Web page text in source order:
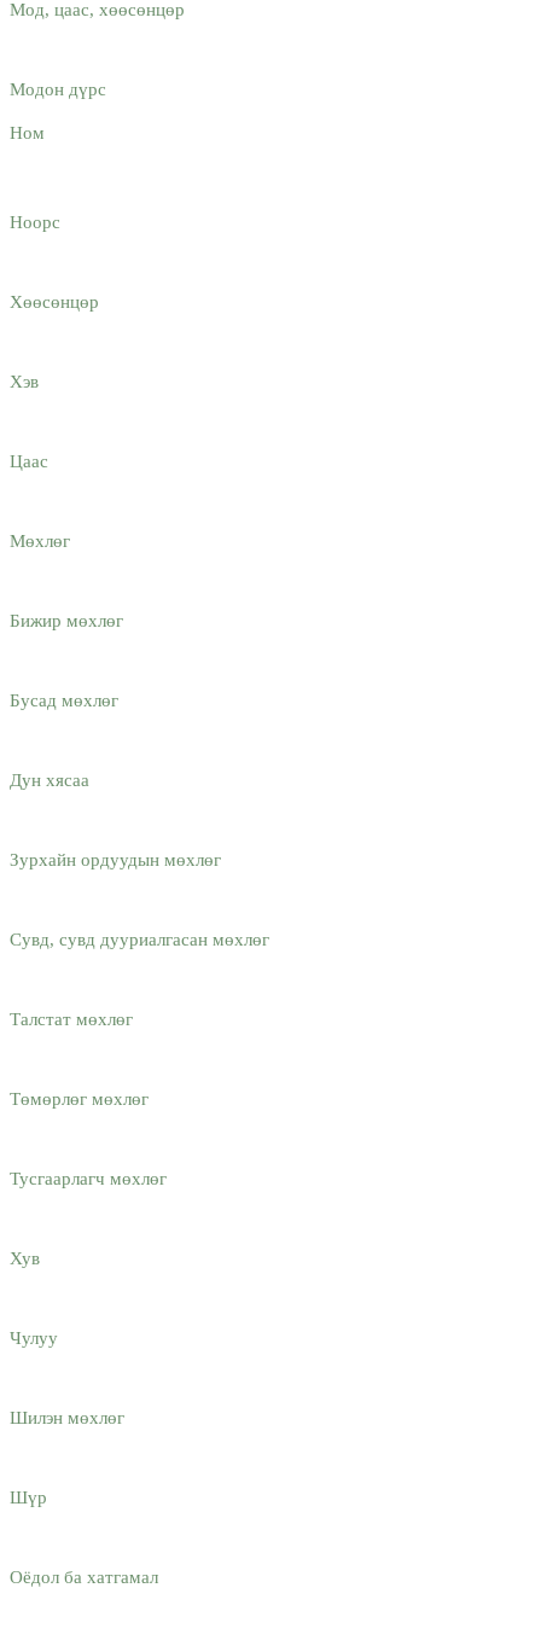
Мод, цаас, хөөсөнцөр
Модон дүрс
Ном
Ноорс
Хөөсөнцөр
Хэв
Цаас
Мөхлөг
Бижир мөхлөг
Бусад мөхлөг
Дун хясаа
Зурхайн ордуудын мөхлөг
Сувд, сувд дууриалгасан мөхлөг
Талстат мөхлөг
Төмөрлөг мөхлөг
Тусгаарлагч мөхлөг
Хув
Чулуу
Шилэн мөхлөг
Шүр
Оёдол ба хатгамал